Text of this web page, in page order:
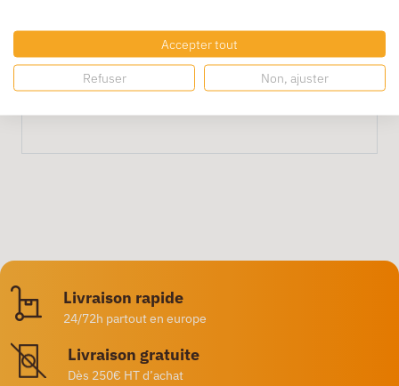
l’expédition e-commerce et le stockage en
entrepôt.
Colis de 25 cartons.
Livraison rapide
24/72h partout en europe
Livraison gratuite
Dès 250€ HT d’achat
Accepter tout
Refuser Non, ajuster